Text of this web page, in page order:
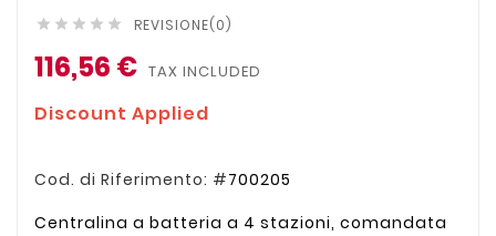
     REVISIONE(0)
116,56 € TAX INCLUDED
Discount Applied
Cod. di Riferimento: #700205
Centralina a batteria a 4 stazioni, comandata